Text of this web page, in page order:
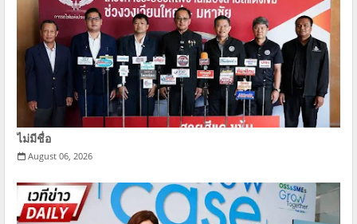
ไม่มีชื่อ
August 06, 2026